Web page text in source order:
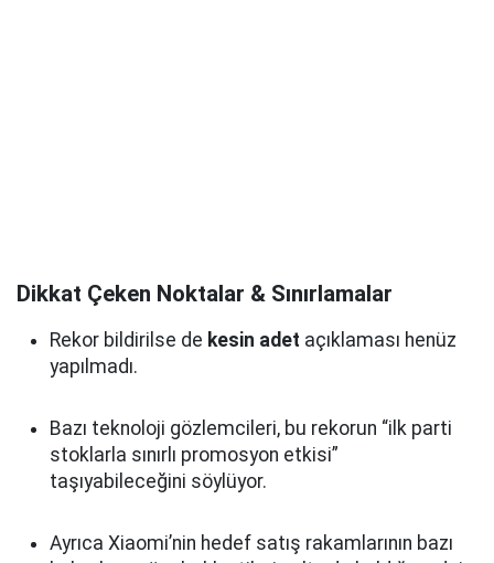
Dikkat Çeken Noktalar & Sınırlamalar
Rekor bildirilse de kesin adet açıklaması henüz
yapılmadı.
Bazı teknoloji gözlemcileri, bu rekorun “ilk parti
stoklarla sınırlı promosyon etkisi”
taşıyabileceğini söylüyor.
Ayrıca Xiaomi’nin hedef satış rakamlarının bazı